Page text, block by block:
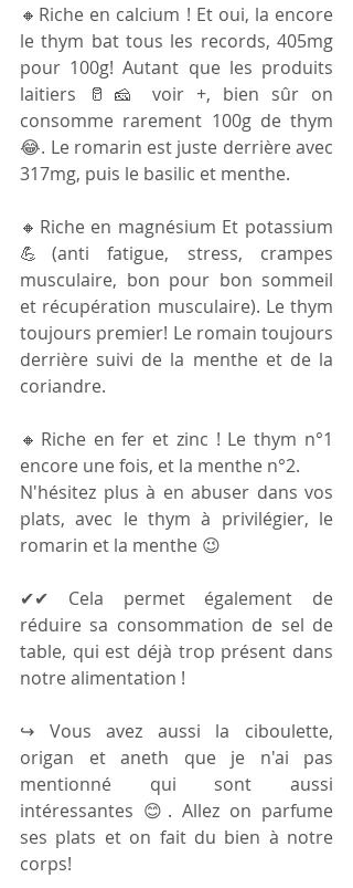
🔸️Riche en calcium ! Et oui, la encore
le thym bat tous les records, 405mg
pour 100g! Autant que les produits
laitiers 🥛🧀 voir +, bien sûr on
consomme rarement 100g de thym
😂. Le romarin est juste derrière avec
317mg, puis le basilic et menthe.
🔸️Riche en magnésium Et potassium
💪(anti fatigue, stress, crampes
musculaire, bon pour bon sommeil
et récupération musculaire). Le thym
toujours premier! Le romain toujours
derrière suivi de la menthe et de la
coriandre.
🔸️Riche en fer et zinc ! Le thym n°1
encore une fois, et la menthe n°2.
N'hésitez plus à en abuser dans vos
plats, avec le thym à privilégier, le
romarin et la menthe 😉
✔✔ Cela permet également de
réduire sa consommation de sel de
table, qui est déjà trop présent dans
notre alimentation !
↪ Vous avez aussi la ciboulette,
origan et aneth que je n'ai pas
mentionné qui sont aussi
intéressantes 😊. Allez on parfume
ses plats et on fait du bien à notre
corps!